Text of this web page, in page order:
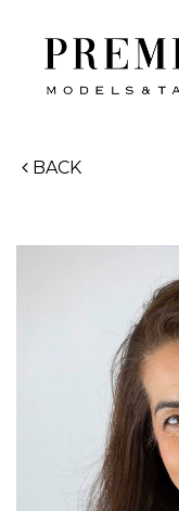
BACK